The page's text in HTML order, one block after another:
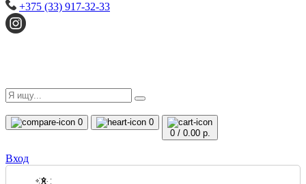
+375 (33) 917-32-33
0
0
0/ 0.00 р.
Вход